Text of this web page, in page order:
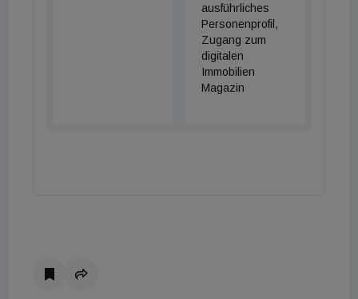
ausführliches
Personenprofil,
Zugang zum
digitalen
Immobilien
Magazin